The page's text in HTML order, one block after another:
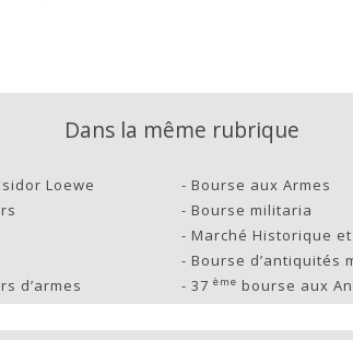
Dans la même rubrique
Loewe - Bourse aux Armes
- Bourse militaria
- Marché Historique
- Bourse d’antiquités
d’armes - 37 ème bourse aux